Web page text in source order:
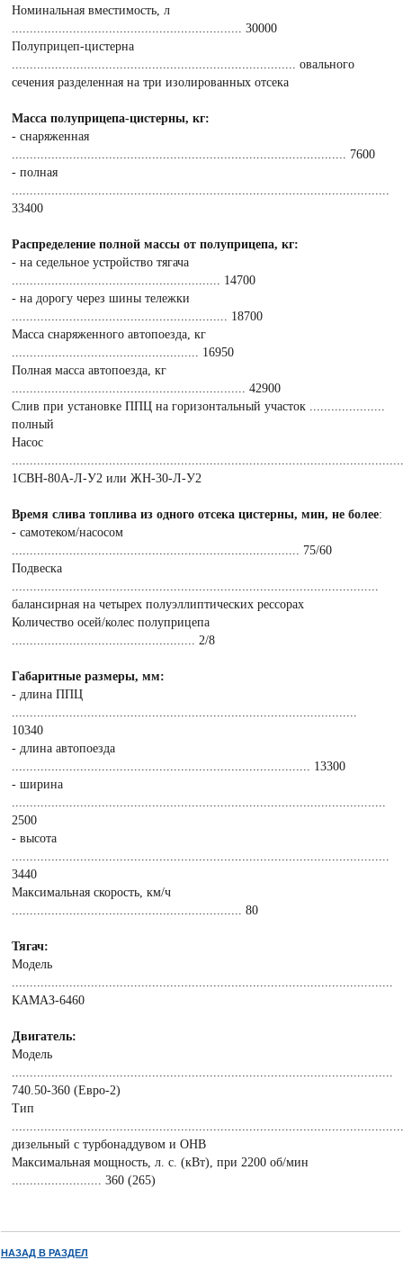
Номинальная вместимость, л
................................................................ 30000
Полуприцеп-цистерна
............................................................................... овального
сечения разделенная на три изолированных отсека
Масса полуприцепа-цистерны, кг:
- снаряженная
............................................................................................. 7600
- полная
33400
Распределение полной массы от полуприцепа, кг:
- на седельное устройство тягача
.......................................................... 14700
- на дорогу через шины тележки
............................................................ 18700
Масса снаряженного автопоезда, кг
.................................................... 16950
Полная масса автопоезда, кг
................................................................. 42900
Слив при установке ППЦ на горизонтальный участок .....................
полный
Насос
1СВН-80А-Л-У2 или ЖН-30-Л-У2
Время слива топлива из одного отсека цистерны, мин, не более:
- самотеком/насосом
................................................................................ 75/60
Подвеска
балансирная на четырех полуэллиптических рессорах
Количество осей/колес полуприцепа
................................................... 2/8
Габаритные размеры, мм:
- длина ППЦ
10340
- длина автопоезда
................................................................................... 13300
- ширина
2500
- высота
3440
Максимальная скорость, км/ч
................................................................ 80
Тягач:
Модель
КАМАЗ-6460
Двигатель:
Модель
740.50-360 (Евро-2)
Тип
дизельный с турбонаддувом и ОНВ
Максимальная мощность, л. с. (кВт), при 2200 об/мин
......................... 360 (265)
НАЗАД В РАЗДЕЛ